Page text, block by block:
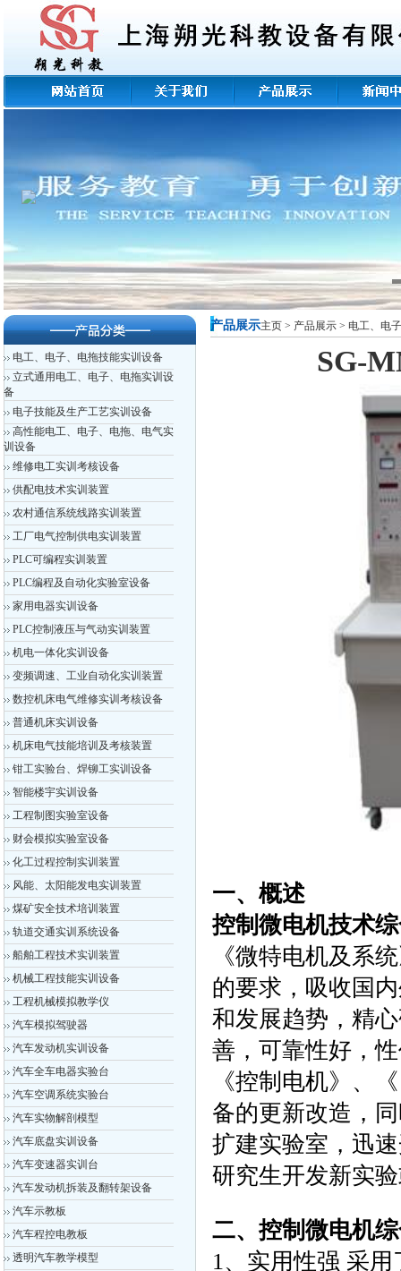
电工、电子、电拖技能实训设备
立式通用电工、电子、电拖实训设
备
电子技能及生产工艺实训设备
高性能电工、电子、电拖、电气实
训设备
维修电工实训考核设备
供配电技术实训装置
农村通信系统线路实训装置
工厂电气控制供电实训装置
PLC可编程实训装置
PLC编程及自动化实验室设备
家用电器实训设备
PLC控制液压与气动实训装置
机电一体化实训设备
变频调速、工业自动化实训装置
数控机床电气维修实训考核设备
普通机床实训设备
机床电气技能培训及考核装置
钳工实验台、焊铆工实训设备
智能楼宇实训设备
工程制图实验室设备
财会模拟实验室设备
化工过程控制实训装置
风能、太阳能发电实训装置
煤矿安全技术培训装置
轨道交通实训系统设备
船舶工程技术实训装置
机械工程技能实训设备
工程机械模拟教学仪
汽车模拟驾驶器
汽车发动机实训设备
汽车全车电器实验台
汽车空调系统实验台
汽车实物解剖模型
汽车底盘实训设备
汽车变速器实训台
汽车发动机拆装及翻转架设备
汽车示教板
汽车程控电教板
透明汽车教学模型
产品展示主页 > 产品展示 > 电工、电
SG-
一、概述
控制微电机技术
《微特电机及系
的要求，吸收国
和发展趋势，精
善，可靠性好，
《控制电机》、
备的更新改造，
扩建实验室，迅
研究生开发新实
二、控制微电机
1、实用性强 采